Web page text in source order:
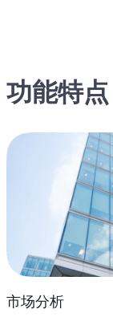
功能特点
市场分析